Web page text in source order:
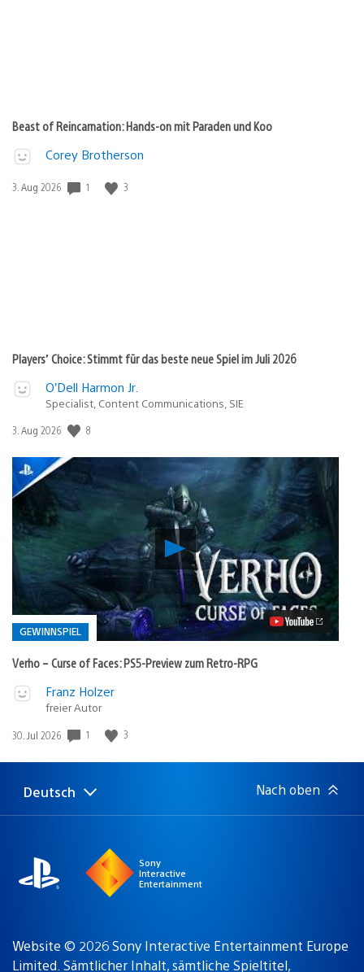
Beast of Reincarnation: Hands-on mit Paraden und Koo
Corey Brotherson
Veröffentlichungsdatum:
3. Aug 2026 1 3
Players’ Choice: Stimmt für das beste neue Spiel im Juli 2026
O’Dell Harmon Jr.
Specialist, Content Communications, SIE
Veröffentlichungsdatum:
3. Aug 2026 8
Verho
–
Curse
of
Faces:
PS5-
Preview
zum
Retro-
GEWINNSPIEL
Verho – Curse of Faces: PS5-Preview zum Retro-RPG
Veröffentlicht
Gewinnspiel
Franz Holzer
freier Autor
Veröffentlichungsdatum:
30. Jul 2026 1 3
Select
a
Aktuelle
Region:
Deutsch Nach oben
Sony
Interactive
Entertainment
Website © 2026 Sony Interactive Entertainment Europe
Limited. Sämtlicher Inhalt, sämtliche Spieltitel,